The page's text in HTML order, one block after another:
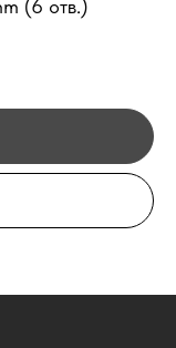
(6 отв.)